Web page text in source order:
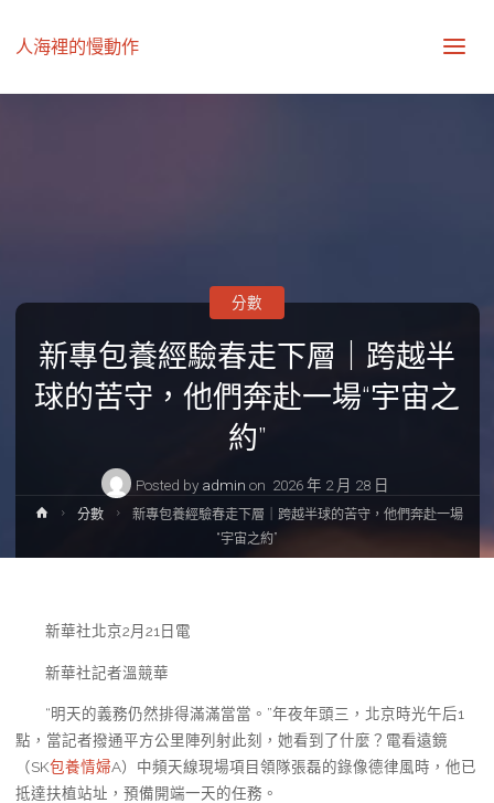
人海裡的慢動作
新專包養經驗春走下層｜跨越半
球的苦守，他們奔赴一場“宇宙之
約”
Posted by admin on 2026 年 2 月 28 日
分數
Home分數
新專包養經驗春走下層｜跨越半球的苦守，他們奔赴一場
“宇宙之約”
新華社北京2月21日電
新華社記者溫競華
“明天的義務仍然排得滿滿當當。”年夜年頭三，北京時光午后1
點，當記者撥通平方公里陣列射此刻，她看到了什麼？電看遠鏡
（SK包養情婦A）中頻天線現場項目領隊張磊的錄像德律風時，他已
抵達扶植站址，預備開端一天的任務。